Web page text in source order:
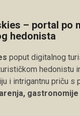
– portal po
hedonista
poput digitalnog
hedonistu
i intrigantnu priču s
gastronomije